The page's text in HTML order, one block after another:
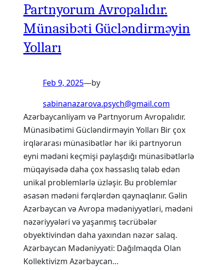
Partnyorum Avropalıdır.
Münasibəti Gücləndirməyin
Yolları
Feb 9, 2025—by
sabinanazarova.psych@gmail.com
Azərbaycanliyam və Partnyorum Avropalıdır.
Münasibətimi Gücləndirməyin Yolları Bir çox
irqlərarası münasibətlər hər iki partnyorun
eyni mədəni keçmişi paylaşdığı münasibətlərlə
müqayisədə daha çox həssaslıq tələb edən
unikal problemlərlə üzləşir. Bu problemlər
əsasən mədəni fərqlərdən qaynaqlanır. Gəlin
Azərbaycan və Avropa mədəniyyətləri, mədəni
nəzəriyyələri və yaşanmış təcrübələr
obyektivindən daha yaxından nəzər salaq.
Azərbaycan Mədəniyyəti: Dağılmaqda Olan
Kollektivizm Azərbaycan…